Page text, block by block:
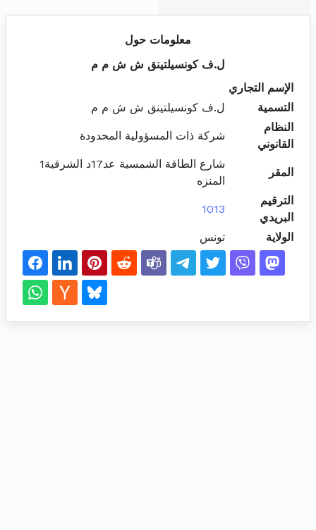
معلومات حول
ل.ف كونسيلتينق ش ش م م
الإسم التجاري
التسمية
ل.ف كونسيلتينق ش ش م م
النظام
القانوني
شركة ذات المسؤولية المحدودة
المقر
شارع الطاقة الشمسية عد17د الشرقية1
المنزه
الترقيم
البريدي
1013
الولاية تونس